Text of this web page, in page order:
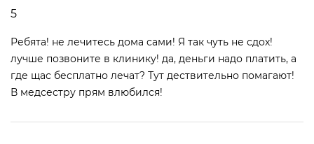
5
Ребята! не лечитесь дома сами! Я так чуть не сдох!
лучше позвоните в клинику! да, деньги надо платить, а
где щас бесплатно лечат? Тут дествительно помагают!
В медсестру прям влюбился!